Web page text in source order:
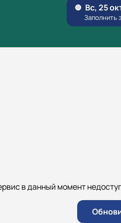
в данный момент